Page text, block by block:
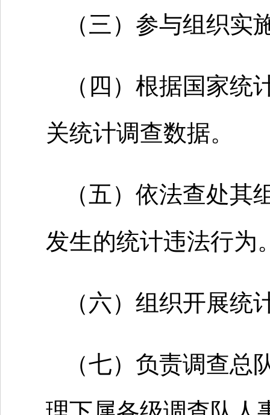
（三）参与组织实
（四）根据国家
关统计调查数据。
（五）依法查处
发生的统计违法行为
（六）组织开展统
（七）负责调查